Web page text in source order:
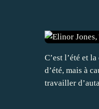
C’est l’été et
d’été, mais à
travailler